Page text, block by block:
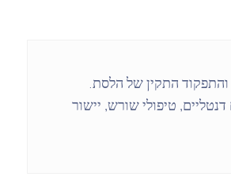
והתפקוד התקין של הלסת.
טיפולי שורש, יישור